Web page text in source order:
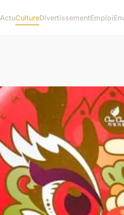
ActuCultureDivertissementEmploi